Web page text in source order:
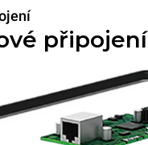
připojení